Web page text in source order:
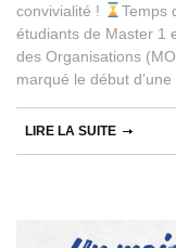
convivialité !
Temps
étudiants de Master 1
des Organisations
marqué le début
LIRE LA SUITE